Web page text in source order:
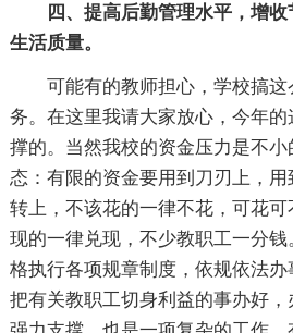
四、提高后勤管理水平，增收
生活质量。
可能有的教师担心，学校搞这
务。在这里我请大家放心，今年
撑的。当然我校的资金压力是不
态：有限的资金要用到刀刃上，
转上，不该花的一律不花，可花
现的一律兑现，不少教职工一分
格执行各项规章制度，依规依法
把有关教职工切身利益的事办好